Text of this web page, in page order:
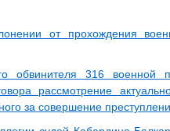
от прохождения
обвинителя 316 военной
рассмотрение
за совершение